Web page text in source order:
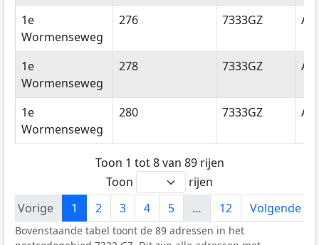
1e
Wormenseweg
276 7333GZ
1e
Wormenseweg
278 7333GZ
1e
Wormenseweg
280 7333GZ
Toon 1 tot 8 van 89 rijen
Toon
rijen
Vorige
1 2 3 4 5 … 12 Volgende
Bovenstaande tabel toont de 89 adressen in het